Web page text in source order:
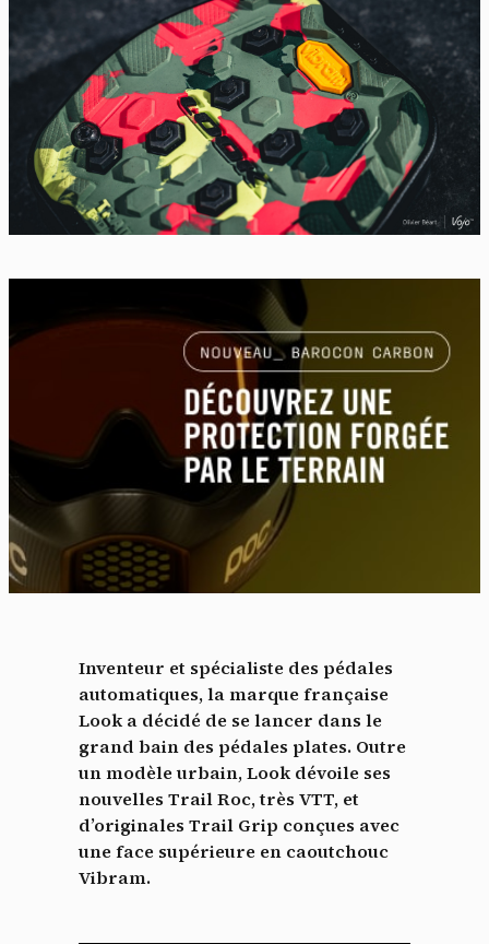
Inventeur et spécialiste des pédales
automatiques, la marque française
Look a décidé de se lancer dans le
grand bain des pédales plates. Outre
un modèle urbain, Look dévoile ses
nouvelles Trail Roc, très VTT, et
d’originales Trail Grip conçues avec
une face supérieure en caoutchouc
Vibram.